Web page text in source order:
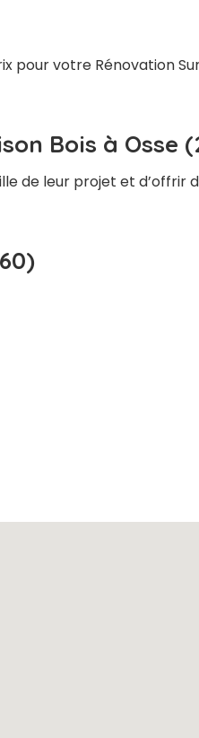
pour votre Rénovation
Bois à Osse
de leur projet et d’offrir